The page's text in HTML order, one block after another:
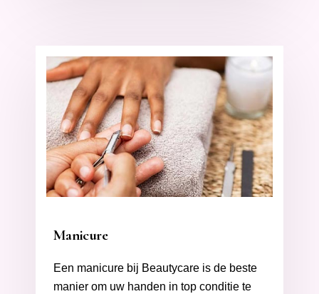
Manicure
Een manicure bij Beautycare is de beste
manier om uw handen in top conditie te